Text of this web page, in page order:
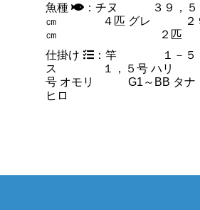
魚種
：チヌ ３９，５
㎝ ４匹 グレ ２９
㎝ ２匹
仕掛け
：竿 １－５，
ス １，５号 ハ
号 オモリ G1～BB
ヒロ